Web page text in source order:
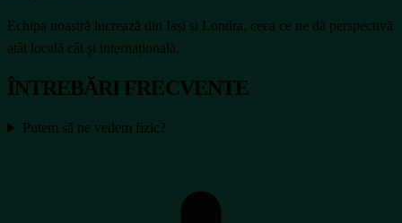
Echipa noastră lucrează din Iași și Londra, ceea ce ne dă perspectivă
atât locală cât și internațională.
ÎNTREBĂRI FRECVENTE
Putem să ne vedem fizic?